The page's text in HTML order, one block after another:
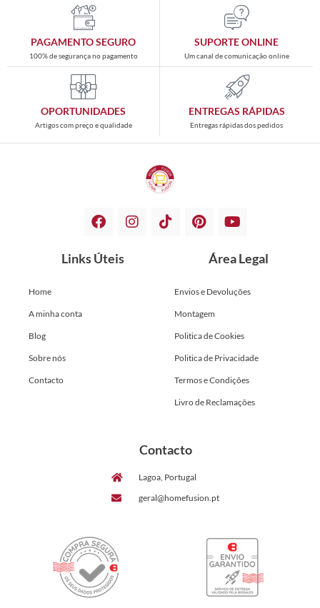
PAGAMENTO SEGURO
100% de segurança no pagamento
SUPORTE ONLINE
Um canal de comunicação online
OPORTUNIDADES
Artigos com preço e qualidade
ENTREGAS RÁPIDAS
Entregas rápidas dos pedidos
Links Úteis
Home
A minha conta
Blog
Sobre nós
Contacto
Área Legal
Envios e Devoluções
Montagem
Politica de Cookies
Politica de Privacidade
Termos e Condições
Livro de Reclamações
Contacto
Lagoa, Portugal
geral@homefusion.pt